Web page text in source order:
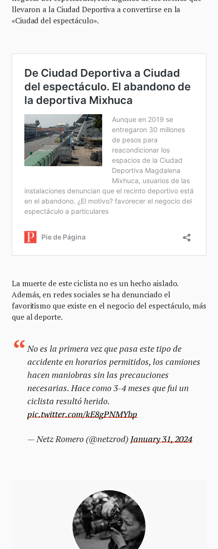
llevaron a la Ciudad Deportiva a convertirse en la
«Ciudad del espectáculo».
La muerte de este ciclista no es un hecho aislado.
Además, en redes sociales se ha denunciado el
favoritismo que existe en el negocio del espectáculo, más
que al deporte.
No es la primera vez que pasa este tipo de
accidente en horarios permitidos, los camiones
hacen maniobras sin las precauciones
necesarias. Hace como 3-4 meses que fui un
ciclista resultó herido.
pic.twitter.com/kE8gPNMYbp
— Netz Romero (@netzrod) January 31, 2024